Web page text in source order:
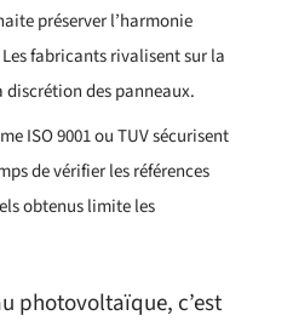
préserver l’harmonie
fabricants rivalisent sur la
des panneaux.
ISO 9001 ou TUV sécurisent
de vérifier les références
obtenus limite les
photovoltaïque, c’est